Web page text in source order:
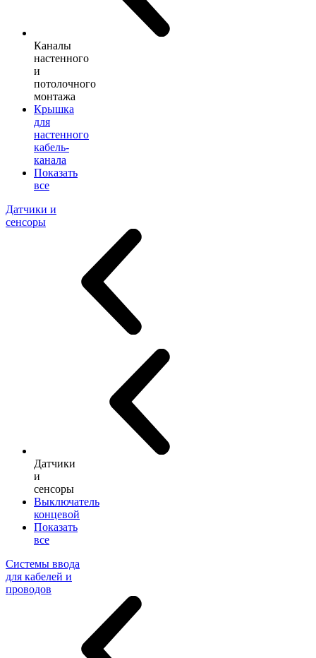
Каналы
настенного
и
потолочного
монтажа
Крышка
для
настенного
кабель-
канала
Показать
все
Датчики и
сенсоры
Датчики
и
сенсоры
Выключатель
концевой
Показать
все
Системы ввода
для кабелей и
проводов